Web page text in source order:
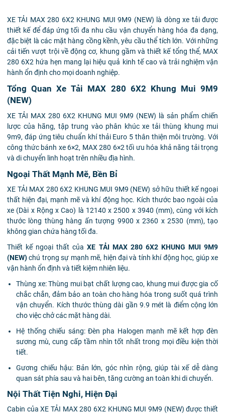
XE TẢI MAX 280 6X2 KHUNG MUI 9M9 (NEW) là dòng xe tải được
thiết kế để đáp ứng tối đa nhu cầu vận chuyển hàng hóa đa dạng,
đặc biệt là các mặt hàng cồng kềnh, yêu cầu thể tích lớn. Với những
cải tiến vượt trội về động cơ, khung gầm và thiết kế tổng thể, MAX
280 6X2 hứa hẹn mang lại hiệu quả kinh tế cao và trải nghiệm vận
hành ổn định cho mọi doanh nghiệp.
Tổng Quan Xe Tải MAX 280 6X2 Khung Mui 9M9
(NEW)
XE TẢI MAX 280 6X2 KHUNG MUI 9M9 (NEW) là sản phẩm chiến
lược của hãng, tập trung vào phân khúc xe tải thùng khung mui
9m9, đáp ứng tiêu chuẩn khí thải Euro 5 thân thiện môi trường. Với
công thức bánh xe 6×2, MAX 280 6×2 tối ưu hóa khả năng tải trọng
và di chuyển linh hoạt trên nhiều địa hình.
Ngoại Thất Mạnh Mẽ, Bền Bỉ
XE TẢI MAX 280 6X2 KHUNG MUI 9M9 (NEW) sở hữu thiết kế ngoại
thất hiện đại, mạnh mẽ và khí động học. Kích thước bao ngoài của
xe (Dài x Rộng x Cao) là 12140 x 2500 x 3940 (mm), cùng với kích
thước lòng thùng hàng ấn tượng 9900 x 2360 x 2530 (mm), tạo
không gian chứa hàng tối đa.
Thiết kế ngoại thất củaXE TẢI MAX 280 6X2 KHUNG MUI 9M9
(NEW)chú trọng sự mạnh mẽ, hiện đại và tính khí động học, giúp xe
vận hành ổn định và tiết kiệm nhiên liệu.
Thùng xe: Thùng mui bạt chất lượng cao, khung mui được gia cố
chắc chắn, đảm bảo an toàn cho hàng hóa trong suốt quá trình
vận chuyển. Kích thước thùng dài gần 9.9 mét là điểm cộng lớn
cho việc chở các mặt hàng dài.
Hệ thống chiếu sáng: Đèn pha Halogen mạnh mẽ kết hợp đèn
sương mù, cung cấp tầm nhìn tốt nhất trong mọi điều kiện thời
tiết.
Gương chiếu hậu: Bản lớn, góc nhìn rộng, giúp tài xế dễ dàng
quan sát phía sau và hai bên, tăng cường an toàn khi di chuyển.
Nội Thất Tiện Nghi, Hiện Đại
Cabin của XE TẢI MAX 280 6X2 KHUNG MUI 9M9 (NEW) được thiết